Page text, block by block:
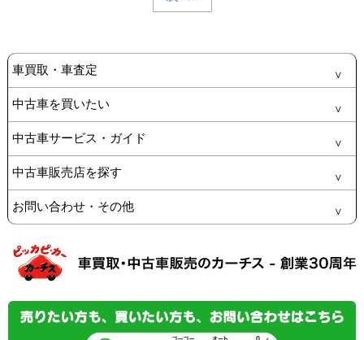
車買取・車査定
中古車を買いたい
中古車サービス・ガイド
中古車販売店を探す
お問い合わせ・その他